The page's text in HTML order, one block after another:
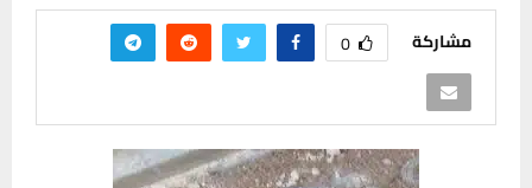
مشاركة 0